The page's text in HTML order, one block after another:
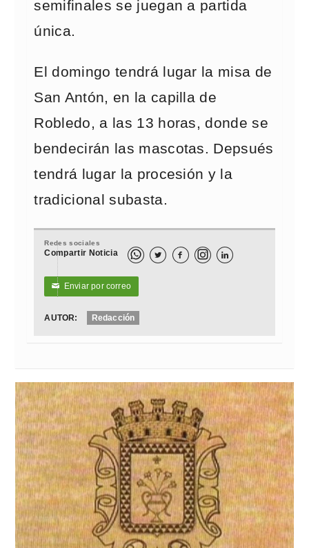
semifinales se juegan a partida
única.
El domingo tendrá lugar la misa de
San Antón, en la capilla de
Robledo, a las 13 horas, donde se
bendecirán las mascotas. Depsués
tendrá lugar la procesión y la
tradicional subasta.
Redes sociales
Compartir Noticia   
✉ Enviar por correo
AUTOR: Redacción